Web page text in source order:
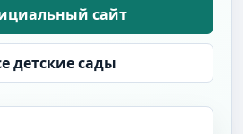
сайт
детские сады